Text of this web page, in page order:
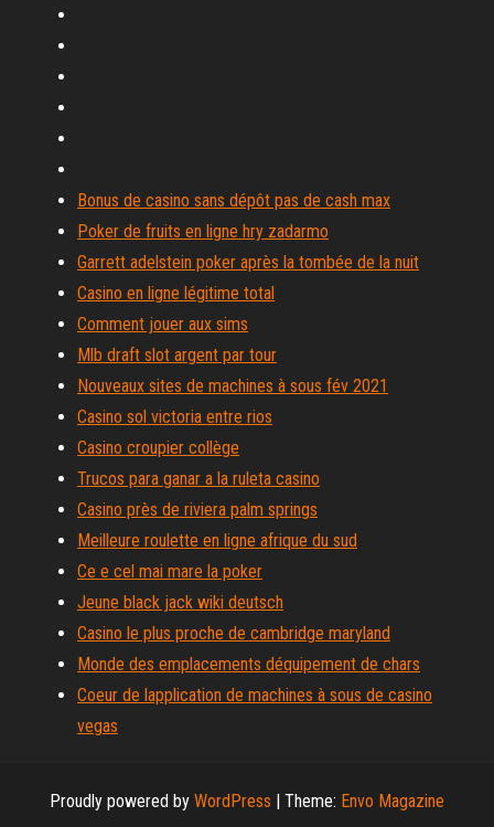
Bonus de casino sans dépôt pas de cash max
Poker de fruits en ligne hry zadarmo
Garrett adelstein poker après la tombée de la nuit
Casino en ligne légitime total
Comment jouer aux sims
Mlb draft slot argent par tour
Nouveaux sites de machines à sous fév 2021
Casino sol victoria entre rios
Casino croupier collège
Trucos para ganar a la ruleta casino
Casino près de riviera palm springs
Meilleure roulette en ligne afrique du sud
Ce e cel mai mare la poker
Jeune black jack wiki deutsch
Casino le plus proche de cambridge maryland
Monde des emplacements déquipement de chars
Coeur de lapplication de machines à sous de casino
vegas
Proudly powered by WordPress | Theme: Envo Magazine